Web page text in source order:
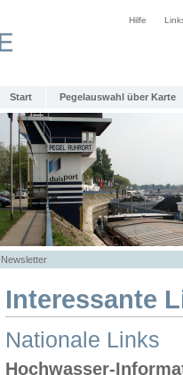
Hilfe
Start Pegelauswahl über Karte
Newsletter
Interessante
Nationale Links
Hochwasser-